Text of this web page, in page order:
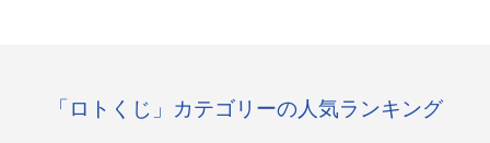
「ロトくじ」カテゴリーの人気ランキング